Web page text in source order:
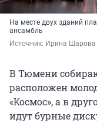
На месте двух зданий
ансамбль
Источник: Ирина Шарова
В Тюмени
расположен
«Космос», а в
идут бурные